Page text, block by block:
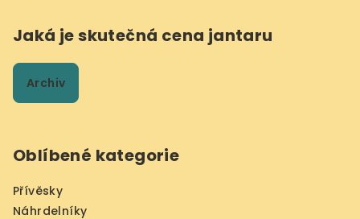
Jaká je skutečná cena jantaru
Archiv
Oblíbené kategorie
Přívěsky
Náhrdelníky